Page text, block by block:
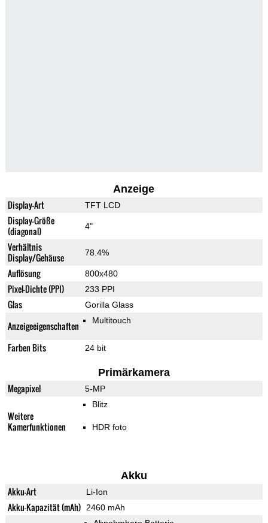
Anzeige
Display-Art TFT LCD
Display-Größe
(diagonal)
4"
Verhältnis
Display/Gehäuse
78.4%
Auflösung 800x480
Pixel-Dichte (PPI) 233 PPI
Glas Gorilla Glass
Anzeigeeigenschaften Multitouch
Farben Bits 24 bit
Primärkamera
Megapixel 5-MP
Weitere
Kamerfunktionen
Blitz
HDR foto
Akku
Akku-Art Li-Ion
Akku-Kapazität (mAh) 2460 mAh